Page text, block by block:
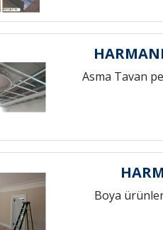
Asma Tavan
Boya